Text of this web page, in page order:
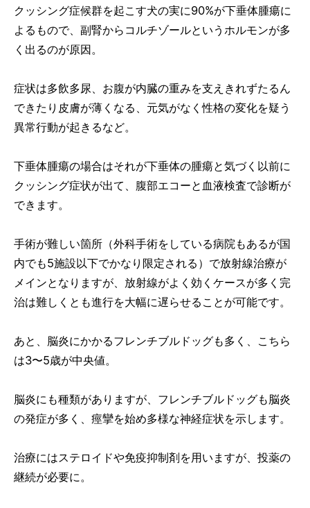
クッシング症候群を起こす犬の実に90%が下垂体腫瘍に
よるもので、副腎からコルチゾールというホルモンが多
く出るのが原因。
症状は多飲多尿、お腹が内臓の重みを支えきれずたるん
できたり皮膚が薄くなる、元気がなく性格の変化を疑う
異常行動が起きるなど。
下垂体腫瘍の場合はそれが下垂体の腫瘍と気づく以前に
クッシング症状が出て、腹部エコーと血液検査で診断が
できます。
手術が難しい箇所（外科手術をしている病院もあるが国
内でも5施設以下でかなり限定される）で放射線治療が
メインとなりますが、放射線がよく効くケースが多く完
治は難しくとも進行を大幅に遅らせることが可能です。
あと、脳炎にかかるフレンチブルドッグも多く、こちら
は3〜5歳が中央値。
脳炎にも種類がありますが、フレンチブルドッグも脳炎
の発症が多く、痙攣を始め多様な神経症状を示します。
治療にはステロイドや免疫抑制剤を用いますが、投薬の
継続が必要に。